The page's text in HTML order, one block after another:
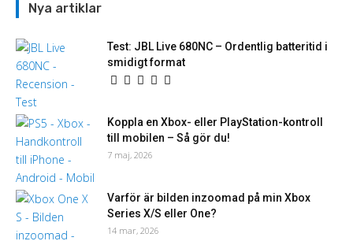
Nya artiklar
Test: JBL Live 680NC – Ordentlig batteritid i
smidigt format
Koppla en Xbox- eller PlayStation-kontroll
till mobilen – Så gör du!
7 maj, 2026
Varför är bilden inzoomad på min Xbox
Series X/S eller One?
14 mar, 2026